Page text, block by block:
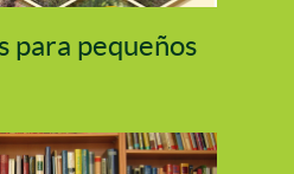
para pequeños